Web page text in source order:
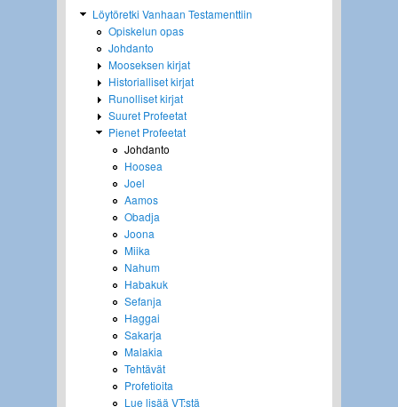
Löytöretki Vanhaan Testamenttiin
Opiskelun opas
Johdanto
Mooseksen kirjat
Historialliset kirjat
Runolliset kirjat
Suuret Profeetat
Pienet Profeetat
Johdanto
Hoosea
Joel
Aamos
Obadja
Joona
Miika
Nahum
Habakuk
Sefanja
Haggai
Sakarja
Malakia
Tehtävät
Profetioita
Lue lisää VT:stä